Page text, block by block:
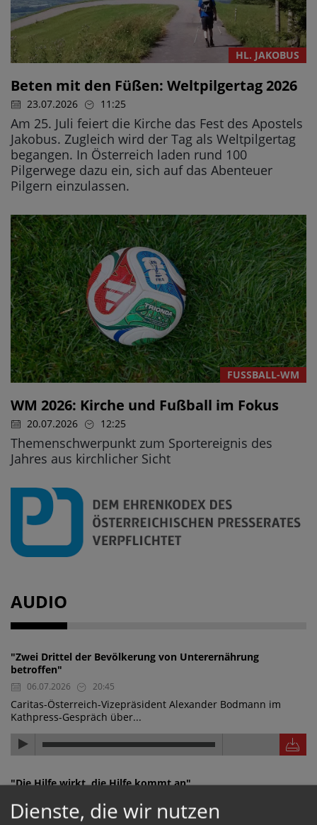
HL. JAKOBUS
Beten mit den Füßen: Weltpilgertag 2026
23.07.2026 11:25
Am 25. Juli feiert die Kirche das Fest des Apostels
Jakobus. Zugleich wird der Tag als Weltpilgertag
begangen. In Österreich laden rund 100
Pilgerwege dazu ein, sich auf das Abenteuer
Pilgern einzulassen.
FUSSBALL-WM
WM 2026: Kirche und Fußball im Fokus
20.07.2026 12:25
Themenschwerpunkt zum Sportereignis des
Jahres aus kirchlicher Sicht
AUDIO
"Zwei Drittel der Bevölkerung von Unterernährung
betroffen"
06.07.2026 20:45
Caritas-Österreich-Vizepräsident Alexander Bodmann im
Kathpress-Gespräch über...
"Die Hilfe wirkt, die Hilfe kommt an"
Caritas-Österreich-Vizepräsident Alexander Bodmann im
Dienste, die wir nutzen